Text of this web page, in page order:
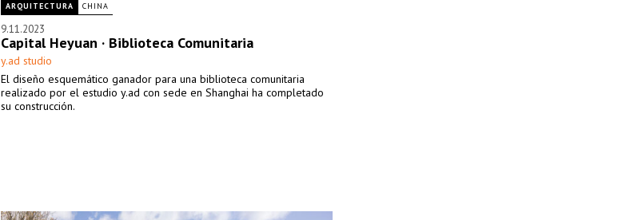
ARQUITECTURA CHINA
9.11.2023
Capital Heyuan · Biblioteca Comunitaria
y.ad studio
El diseño esquemático ganador para una biblioteca comunitaria
realizado por el estudio y.ad con sede en Shanghai ha completado
su construcción.